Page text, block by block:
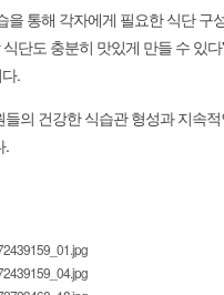
을 통해 각자에게 필요한 식단 구
단도 충분히 맛있게 만들 수 있
.
의 건강한 식습관 형성과 지속
.